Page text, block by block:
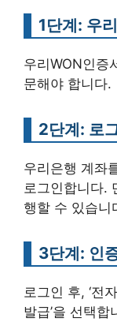
1단계: 우
우리WON인증
문해야 합니다.
2단계: 로
우리은행 계좌
로그인합니다.
행할 수 있습니
3단계: 인
로그인 후, ‘전
발급’을 선택합